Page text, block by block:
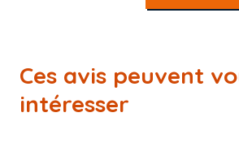
Ces avis peuvent
intéresser